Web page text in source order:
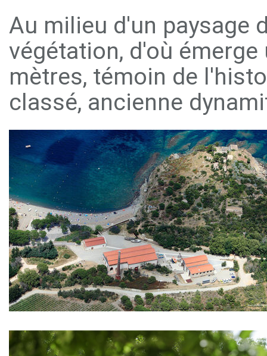
Au milieu d'un paysage
végétation, d'où
mètres, témoin de
classé, ancienne